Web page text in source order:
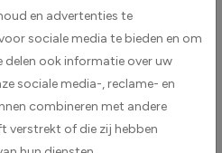
Upload eigen bestand
als rechthoekige stickers.
en advertenties te
sociale media te bieden en om
delen ook informatie over uw
sociale media-, reclame- en
combineren met andere
verstrekt of die zij hebben